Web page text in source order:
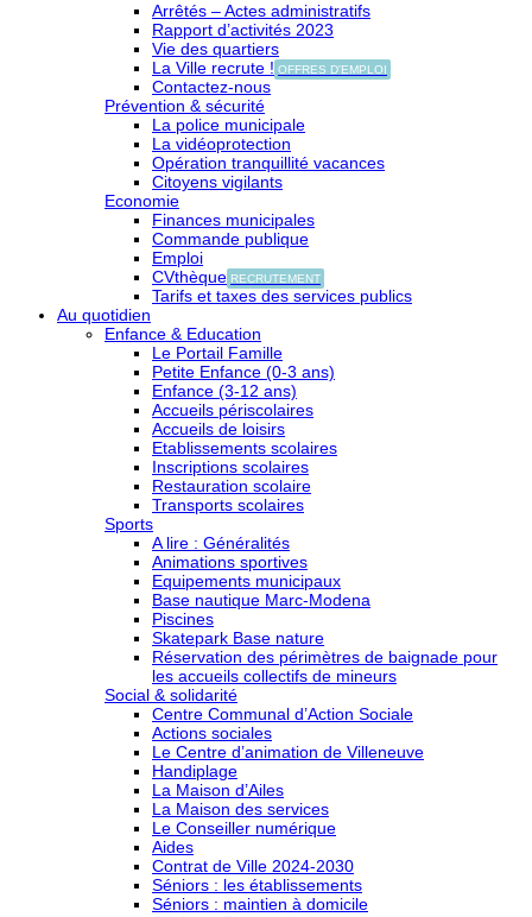
Arrêtés – Actes administratifs
Rapport d’activités 2023
Vie des quartiers
La Ville recrute ! OFFRES D'EMPLOI
Contactez-nous
Prévention & sécurité
La police municipale
La vidéoprotection
Opération tranquillité vacances
Citoyens vigilants
Economie
Finances municipales
Commande publique
Emploi
CVthèque RECRUTEMENT
Tarifs et taxes des services publics
Au quotidien
Enfance & Education
Le Portail Famille
Petite Enfance (0-3 ans)
Enfance (3-12 ans)
Accueils périscolaires
Accueils de loisirs
Etablissements scolaires
Inscriptions scolaires
Restauration scolaire
Transports scolaires
Sports
A lire : Généralités
Animations sportives
Equipements municipaux
Base nautique Marc-Modena
Piscines
Skatepark Base nature
Réservation des périmètres de baignade pour
les accueils collectifs de mineurs
Social & solidarité
Centre Communal d’Action Sociale
Actions sociales
Le Centre d’animation de Villeneuve
Handiplage
La Maison d’Ailes
La Maison des services
Le Conseiller numérique
Aides
Contrat de Ville 2024-2030
Séniors : les établissements
Séniors : maintien à domicile